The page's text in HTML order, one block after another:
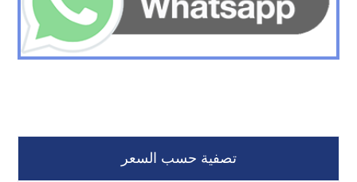
تصفية حسب السعر